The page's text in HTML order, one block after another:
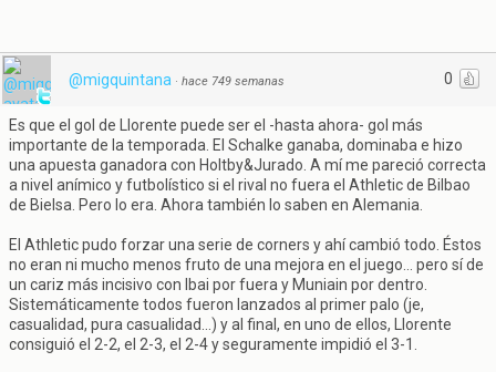
0
@migquintana · hace 749 semanas
Es que el gol de Llorente puede ser el -hasta ahora- gol más
importante de la temporada. El Schalke ganaba, dominaba e hizo
una apuesta ganadora con Holtby&Jurado. A mí me pareció correcta
a nivel anímico y futbolístico si el rival no fuera el Athletic de Bilbao
de Bielsa. Pero lo era. Ahora también lo saben en Alemania.
El Athletic pudo forzar una serie de corners y ahí cambió todo. Éstos
no eran ni mucho menos fruto de una mejora en el juego... pero sí de
un cariz más incisivo con Ibai por fuera y Muniain por dentro.
Sistemáticamente todos fueron lanzados al primer palo (je,
casualidad, pura casualidad...) y al final, en uno de ellos, Llorente
consiguió el 2-2, el 2-3, el 2-4 y seguramente impidió el 3-1.